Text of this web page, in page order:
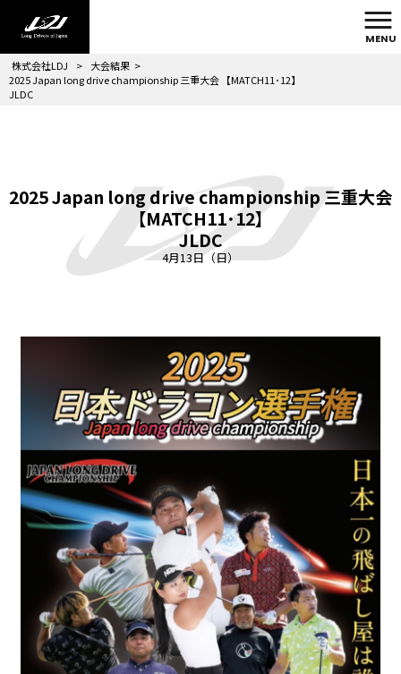
MENU
株式会社LDJ
> 大会結果 >
2025 Japan long drive championship 三重大会 【MATCH11･12】
JLDC
2025 Japan long drive championship 三重大会
【MATCH11･12】
JLDC
4月13日（日）